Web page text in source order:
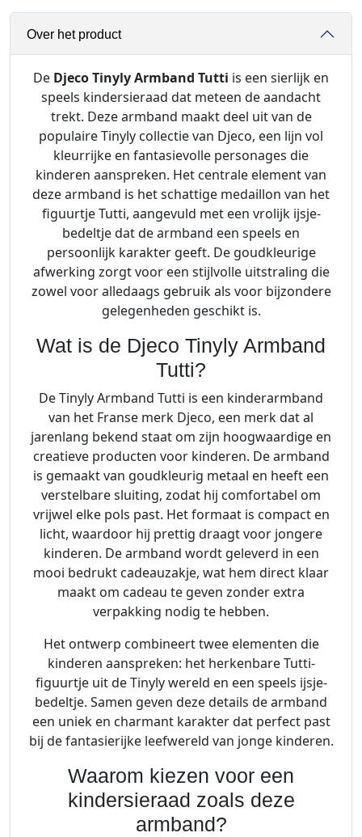
y
A
Over het product
De Djeco Tinyly Armband Tutti is een sierlijk en
speels kindersieraad dat meteen de aandacht
trekt. Deze armband maakt deel uit van de
populaire Tinyly collectie van Djeco, een lijn vol
kleurrijke en fantasievolle personages die
kinderen aanspreken. Het centrale element van
deze armband is het schattige medaillon van het
figuurtje Tutti, aangevuld met een vrolijk ijsje-
bedeltje dat de armband een speels en
persoonlijk karakter geeft. De goudkleurige
afwerking zorgt voor een stijlvolle uitstraling die
zowel voor alledaags gebruik als voor bijzondere
gelegenheden geschikt is.
Wat is de Djeco Tinyly Armband
Tutti?
De Tinyly Armband Tutti is een kinderarmband
van het Franse merk Djeco, een merk dat al
jarenlang bekend staat om zijn hoogwaardige en
creatieve producten voor kinderen. De armband
is gemaakt van goudkleurig metaal en heeft een
verstelbare sluiting, zodat hij comfortabel om
vrijwel elke pols past. Het formaat is compact en
licht, waardoor hij prettig draagt voor jongere
kinderen. De armband wordt geleverd in een
mooi bedrukt cadeauzakje, wat hem direct klaar
maakt om cadeau te geven zonder extra
verpakking nodig te hebben.
Het ontwerp combineert twee elementen die
kinderen aanspreken: het herkenbare Tutti-
figuurtje uit de Tinyly wereld en een speels ijsje-
bedeltje. Samen geven deze details de armband
een uniek en charmant karakter dat perfect past
bij de fantasierijke leefwereld van jonge kinderen.
Waarom kiezen voor een
kindersieraad zoals deze
armband?